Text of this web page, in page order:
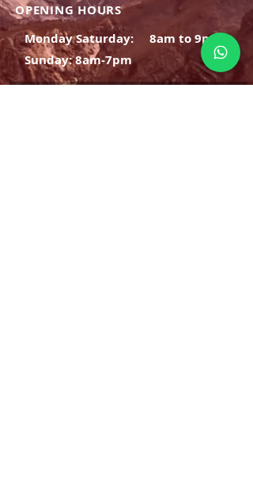
OPENING HOURS
Monday Saturday:
8am to 9pm
Sunday: 8am-7pm